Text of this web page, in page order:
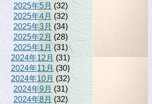
2025年5月 (32)
2025年4月 (32)
2025年3月(34)
2025年2月(28)
2025年1月 (31)
2024年12月 (31)
2024年11月 (30)
2024年10月 (32)
2024年9月 (31)
2024年8月(32)